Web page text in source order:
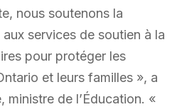
nous soutenons la
services de soutien à la
pour protéger les
et leurs familles », a
ministre de l’Éducation. «